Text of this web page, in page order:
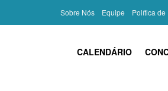
Sobre Nós Equipe Política de
CALENDÁRIO